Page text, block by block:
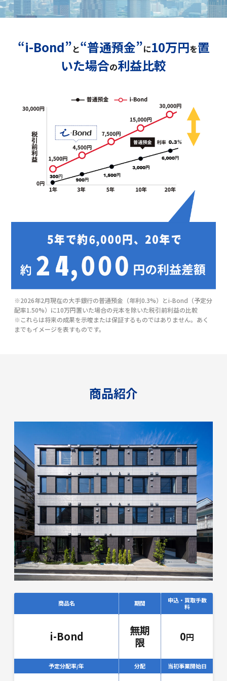
“i-Bond”と“普通預金”に10万円を置
いた場合の利益比較
※2026年2月現在の大手銀行の普通預金（年利0.3%）とi-Bond（予定分
配率1.50%）に10万円置いた場合の元本を除いた税引前利益の比較
※これらは将来の成果を示唆または保証するものではありません。あく
までもイメージを表すものです。
商品紹介
商品名 期間
申込・買取手数
料
i-Bond
無期
限
0円
予定分配率/年 分配 当初事業開始日